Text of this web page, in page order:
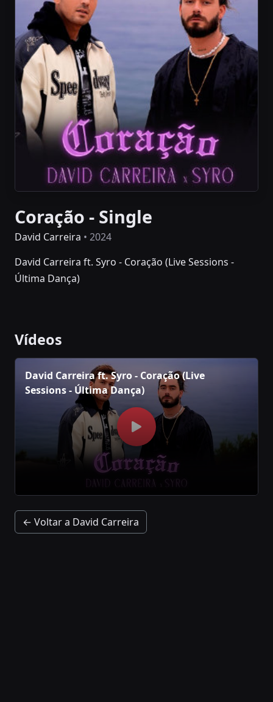
Coração - Single
David Carreira • 2024
David Carreira ft. Syro - Coração (Live Sessions -
Última Dança)
Vídeos
David Carreira ft. Syro - Coração (Live
Sessions - Última Dança)
← Voltar a David Carreira